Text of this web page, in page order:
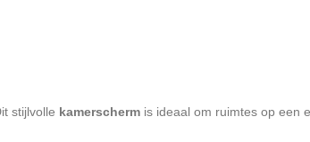
stijlvolle kamerscherm is ideaal om ruimtes op een